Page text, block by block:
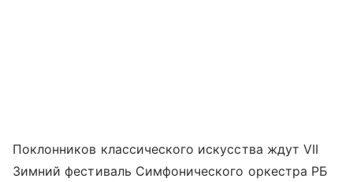
Поклонников классического искусства ждут VII
Зимний фестиваль Симфонического оркестра РБ